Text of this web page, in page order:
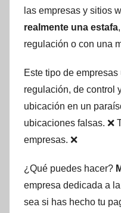
las empresas y sitios
realmente una estafa
regulación o con una
Este tipo de
regulación, de control
ubicación en un
ubicaciones falsas. ❌
empresas. ❌
¿Qué puedes hacer?
empresa dedicada a la
sea si has hecho tu